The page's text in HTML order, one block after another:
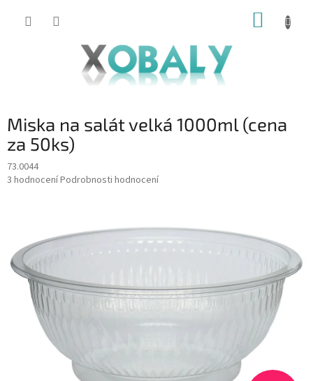
KOŠÍK
Miska na salát velká 1000ml (cena
za 50ks)
73.0044
Průměrné
5
hvězdiček.
3 hodnoceníPodrobnosti hodnocení